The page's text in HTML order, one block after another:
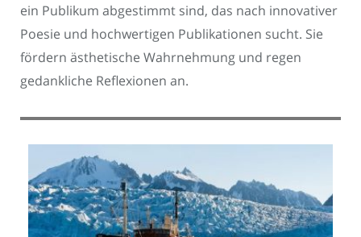
ein Publikum abgestimmt sind, das nach innovativer
Poesie und hochwertigen Publikationen sucht. Sie
fördern ästhetische Wahrnehmung und regen
gedankliche Reflexionen an.